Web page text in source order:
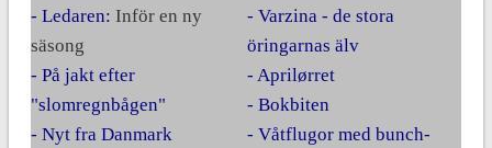
- Ledaren: Inför en ny
säsong
- På jakt efter
"slomregnbågen"
- Nyt fra Danmark
- Varzina - de stora
öringarnas älv
- Aprilørret
- Bokbiten
- Våtflugor med bunch-